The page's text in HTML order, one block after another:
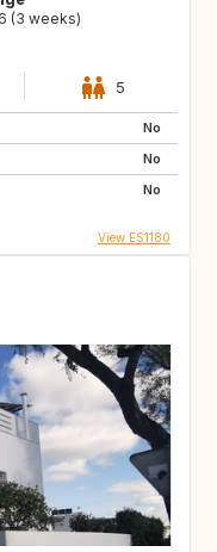
(3 weeks)
5
No
No
No
View ES1180